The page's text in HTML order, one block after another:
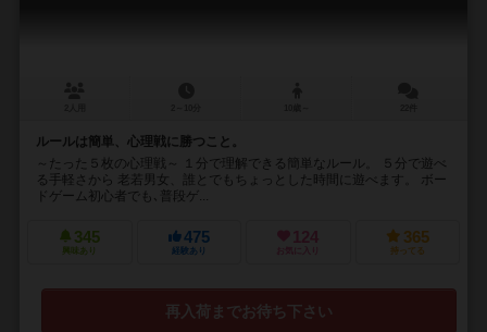
ルールは簡単、心理戦に勝つこと。
～たった５枚の心理戦～ １分で理解できる簡単なルール。 ５分で遊べ
る手軽さから 老若男女、誰とでもちょっとした時間に遊べます。 ボー
ドゲーム初心者でも､普段ゲ...
345
興味あり
475
経験あり
124
お気に入り
365
持ってる
再入荷までお待ち下さい